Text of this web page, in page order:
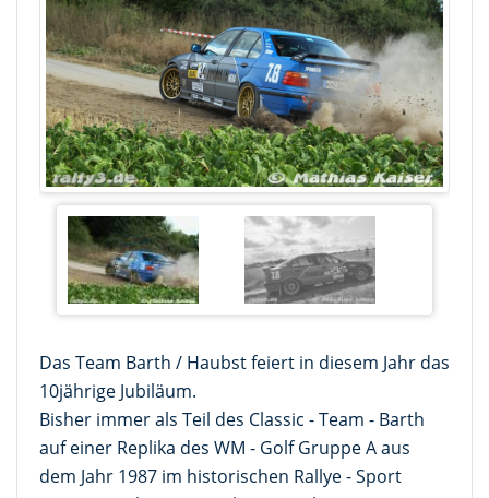
Das Team Barth / Haubst feiert in diesem Jahr das
10jährige Jubiläum.
Bisher immer als Teil des Classic - Team - Barth
auf einer Replika des WM - Golf Gruppe A aus
dem Jahr 1987 im historischen Rallye - Sport